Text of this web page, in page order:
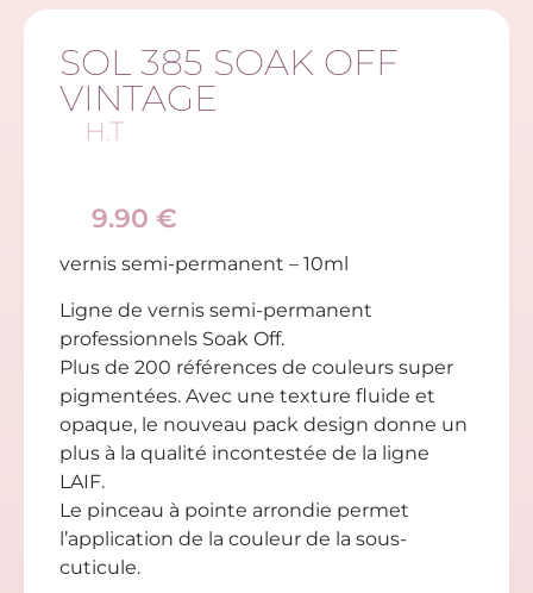
SOL 385 SOAK OFF
VINTAGE
H.T
9.90 €
vernis semi-permanent – 10ml
Ligne de vernis semi-permanent
professionnels Soak Off.
Plus de 200 références de couleurs super
pigmentées. Avec une texture fluide et
opaque, le nouveau pack design donne un
plus à la qualité incontestée de la ligne
LAIF.
Le pinceau à pointe arrondie permet
l’application de la couleur de la sous-
cuticule.